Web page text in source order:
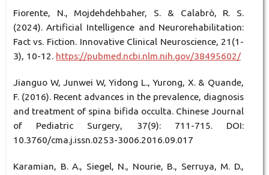
Fiorente, N., Mojdehdehbaher, S. & Calabrò, R. S.
(2024). Artificial Intelligence and Neurorehabilitation:
Fact vs. Fiction. Innovative Clinical Neuroscience, 21(1-
3), 10-12. https://pubmed.ncbi.nlm.nih.gov/38495602/
Jianguo W, Junwei W, Yidong L., Yurong, X. & Quande,
F. (2016). Recent advances in the prevalence, diagnosis
and treatment of spina bifida occulta. Chinese Journal
of Pediatric Surgery, 37(9): 711-715. DOI:
10.3760/cma.j.issn.0253-3006.2016.09.017
Karamian, B. A., Siegel, N., Nourie, B., Serruya, M. D.,